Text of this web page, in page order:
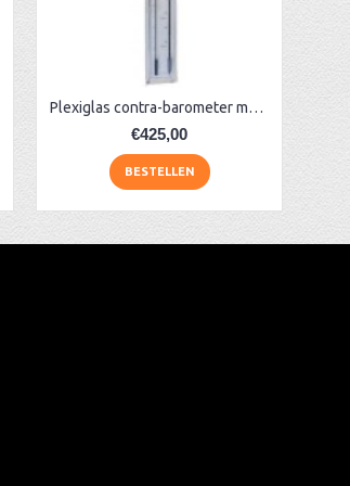
Plexiglas contra-barometer met glas ervoor
€425,00
BESTELLEN